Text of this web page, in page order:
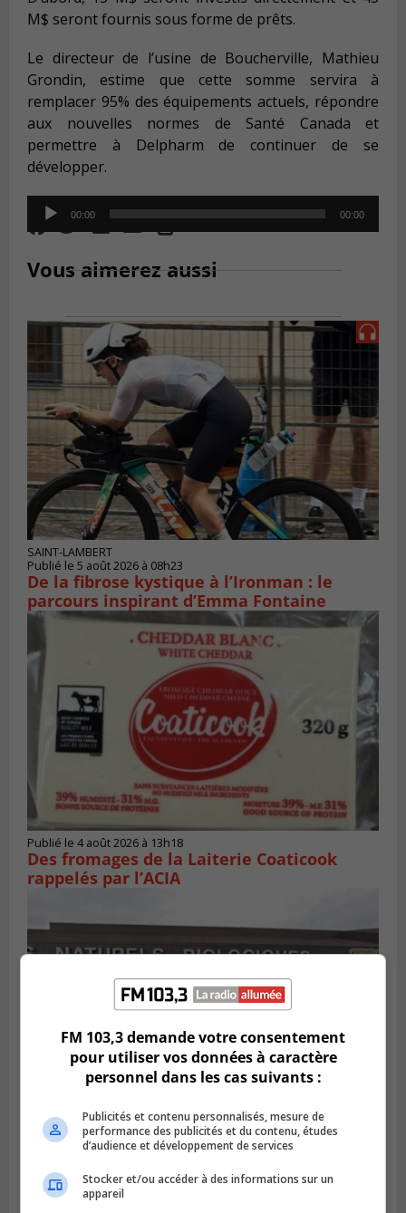
M$ seront fournis sous forme de prêts.
Le directeur de l’usine de Boucherville, Mathieu
Grondin, estime que cette somme servira à
remplacer 95% des équipements actuels, répondre
aux nouvelles normes de Santé Canada et
permettre à Delpharm de continuer de se
développer.
Audio
Player
00:00 00:00
Vous aimerez aussi
SAINT-LAMBERT
Publié le 5 août 2026 à 08h23
De la fibrose kystique à l’Ironman : le
parcours inspirant d’Emma Fontaine
Publié le 4 août 2026 à 13h18
Des fromages de la Laiterie Coaticook
rappelés par l’ACIA
BROSSARD
Publié le 2 août 2026 à 23h04
Rappel de quatre produits alimentaires à
Brossard
FM 103,3 demande votre consentement
pour utiliser vos données à caractère
personnel dans les cas suivants :
Publicités et contenu personnalisés, mesure de
performance des publicités et du contenu, études
d’audience et développement de services
Stocker et/ou accéder à des informations sur un
appareil